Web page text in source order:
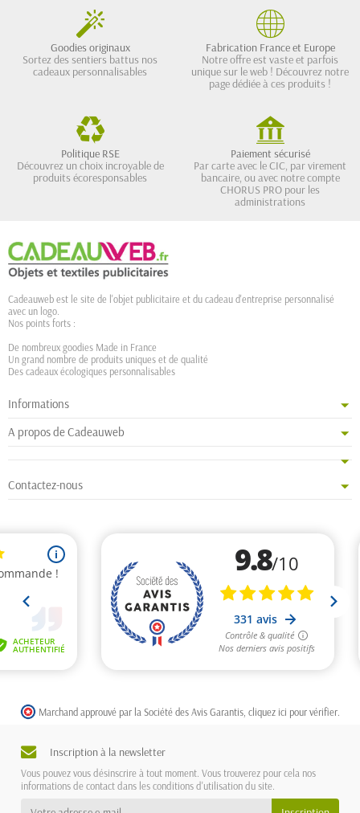
Goodies originaux
Sortez des sentiers battus nos
cadeaux personnalisables
Fabrication France et Europe
Notre offre est vaste et parfois
unique sur le web ! Découvrez notre
page dédiée à ces produits !
Politique RSE
Découvrez un choix incroyable de
produits écoresponsables
Paiement sécurisé
Par carte avec le CIC, par virement
bancaire, ou avec notre compte
CHORUS PRO pour les
administrations
Cadeauweb est le site de l'objet publicitaire et du cadeau d'entreprise personnalisé
avec un logo.
Nos points forts :
De nombreux goodies Made in France
Un grand nombre de produits uniques et de qualité
Des cadeaux écologiques personnalisables
Informations
A propos de Cadeauweb
Contactez-nous
Marchand approuvé par la Société des Avis Garantis, cliquez ici pour vérifier
Inscription à la newsletter
Vous pouvez vous désinscrire à tout moment. Vous trouverez pour cela nos
informations de contact dans les conditions d'utilisation du site.